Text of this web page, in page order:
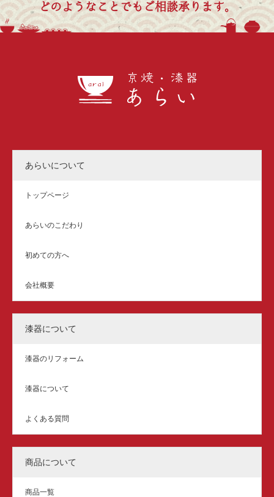
どのようなことでもご相談承ります。
あらいについて
トップページ
あらいのこだわり
初めての方へ
会社概要
漆器について
漆器のリフォーム
漆器について
よくある質問
商品について
商品一覧